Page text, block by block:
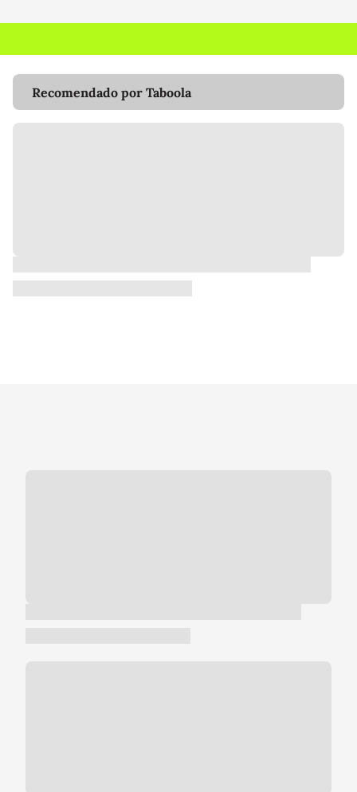
Recomendado por Taboola